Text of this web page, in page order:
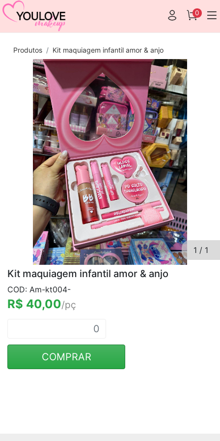
0
Produtos Kit maquiagem infantil amor & anjo
1 / 1
Kit maquiagem infantil amor & anjo
COD: Am-kt004-
R$ 40,00/pç
COMPRAR